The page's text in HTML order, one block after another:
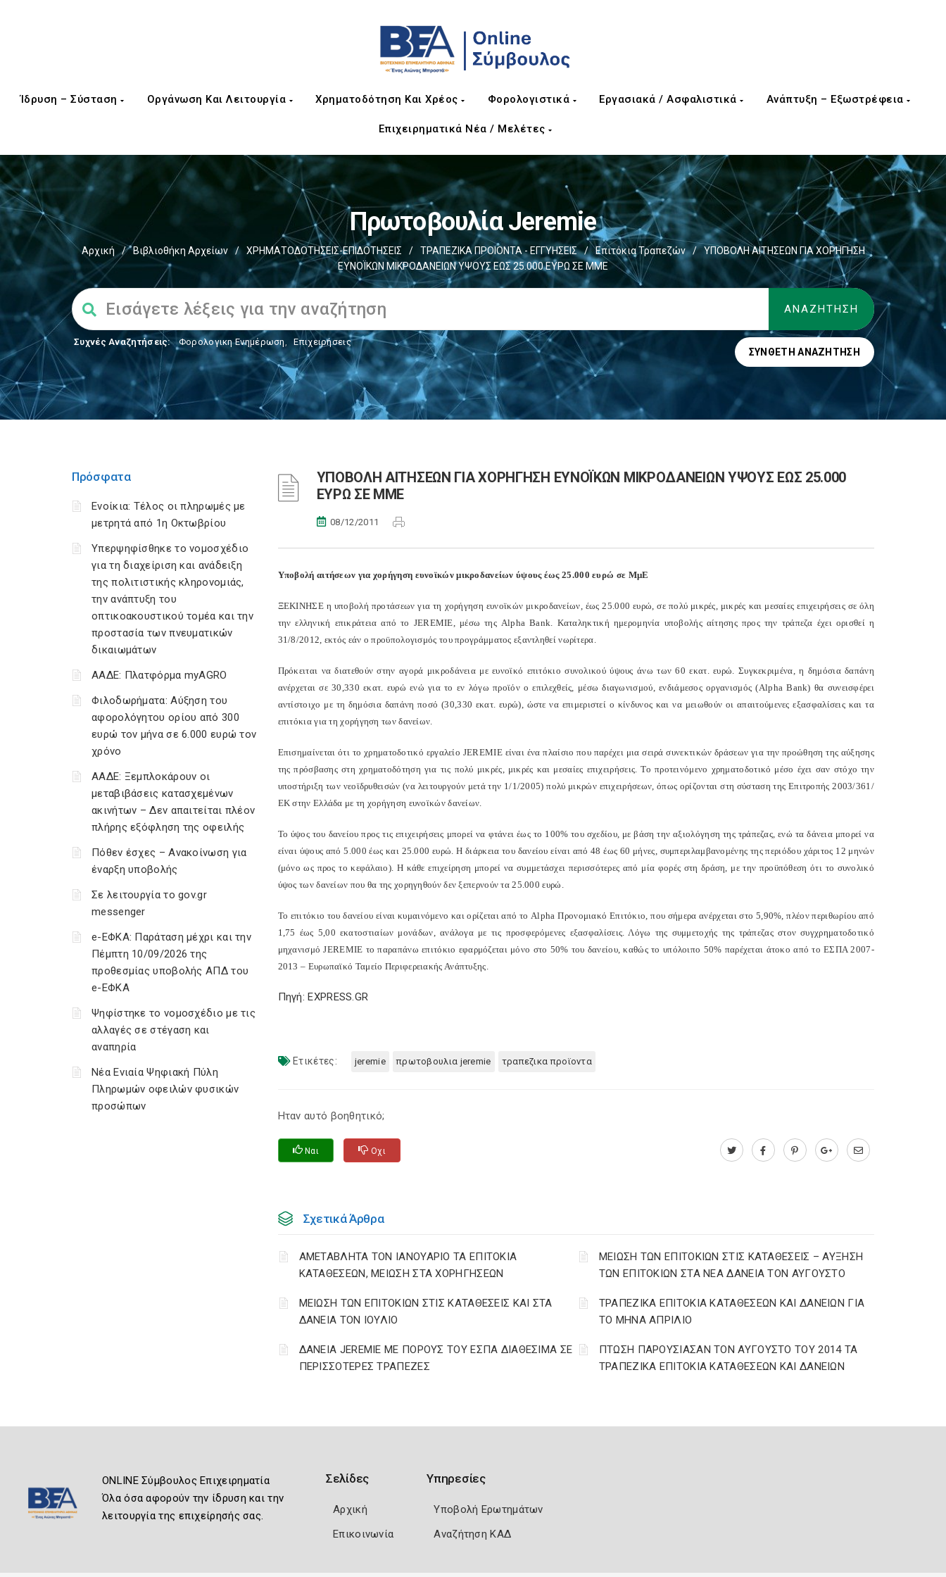
Ίδρυση – Σύσταση Οργάνωση Και Λειτουργία Χρηματοδότηση Και Χρέος Φορολογιστικά Εργασιακά / Ασφαλιστικά Ανάπτυξη – Εξωστρέφεια
Επιχειρηματικά Νέα / Μελέτες
Πρωτοβουλία Jeremie
Αρχική / Βιβλιοθήκη Αρχείων / ΧΡΗΜΑΤΟΔΟΤΗΣΕΙΣ-ΕΠΙΔΟΤΗΣΕΙΣ / ΤΡΑΠΕΖΙΚΑ ΠΡΟΙΟΝΤΑ - ΕΓΓΥΗΣΕΙΣ / Επιτόκια Τραπεζών /
ΥΠΟΒΟΛΗ ΑΙΤΗΣΕΩΝ ΓΙΑ ΧΟΡΗΓΗΣΗ
ΕΥΝΟΪΚΩΝ ΜΙΚΡΟΔΑΝΕΙΩΝ ΥΨΟΥΣ ΕΩΣ 25.000 ΕΥΡΩ ΣΕ ΜΜΕ
Συχνές Αναζητήσεις: Φορολογικη Ενημέρωση, Επιχειρήσεις
ΣΎΝΘΕΤΗ ΑΝΑΖΉΤΗΣΗ
Πρόσφατα
Ενοίκια: Τέλος οι πληρωμές με
μετρητά από 1η Οκτωβρίου
Υπερψηφίσθηκε το νομοσχέδιο
για τη διαχείριση και ανάδειξη
της πολιτιστικής κληρονομιάς,
την ανάπτυξη του
οπτικοακουστικού τομέα και την
προστασία των πνευματικών
δικαιωμάτων
ΑΑΔΕ: Πλατφόρμα myAGRO
Φιλοδωρήματα: Αύξηση του
αφορολόγητου ορίου από 300
ευρώ τον μήνα σε 6.000 ευρώ τον
χρόνο
ΑΑΔΕ: Ξεμπλοκάρουν οι
μεταβιβάσεις κατασχεμένων
ακινήτων – Δεν απαιτείται πλέον
πλήρης εξόφληση της οφειλής
Πόθεν έσχες – Ανακοίνωση για
έναρξη υποβολής
Σε λειτουργία το gov.gr
messenger
e-ΕΦΚΑ: Παράταση μέχρι και την
Πέμπτη 10/09/2026 της
προθεσμίας υποβολής ΑΠΔ του
e-ΕΦΚΑ
Ψηφίστηκε το νομοσχέδιο με τις
αλλαγές σε στέγαση και
αναπηρία
Νέα Ενιαία Ψηφιακή Πύλη
Πληρωμών οφειλών φυσικών
προσώπων
ΥΠΟΒΟΛΗ ΑΙΤΗΣΕΩΝ ΓΙΑ ΧΟΡΗΓΗΣΗ ΕΥΝΟΪΚΩΝ ΜΙΚΡΟΔΑΝΕΙΩΝ ΥΨΟΥΣ ΕΩΣ 25.000
ΕΥΡΩ ΣΕ ΜΜΕ
08/12/2011
Υποβολή αιτήσεων για χορήγηση ευνοϊκών μικροδανείων ύψους έως 25.000 ευρώ σε ΜμΕ
ΞEKINHΣE η υποβολή προτάσεων για τη χορήγηση ευνοϊκών μικροδανείων, έως 25.000 ευρώ, σε πολύ μικρές, μικρές και μεσαίες επιχειρήσεις σε όλη
την ελληνική επικράτεια από το JEREMIE, μέσω της Alpha Bank. Καταληκτική ημερομηνία υποβολής αίτησης προς την τράπεζα έχει ορισθεί η
31/8/2012, εκτός εάν ο προϋπολογισμός του προγράμματος εξαντληθεί νωρίτερα.
Πρόκειται να διατεθούν στην αγορά μικροδάνεια με ευνοϊκό επιτόκιο συνολικού ύψους άνω των 60 εκατ. ευρώ. Συγκεκριμένα, η δημόσια δαπάνη
ανέρχεται σε 30,330 εκατ. ευρώ ενώ για το εν λόγω προϊόν ο επιλεχθείς, μέσω διαγωνισμού, ενδιάμεσος οργανισμός (Alpha Bank) θα συνεισφέρει
αντίστοιχο με τη δημόσια δαπάνη ποσό (30,330 εκατ. ευρώ), ώστε να επιμεριστεί ο κίνδυνος και να μειωθούν οι απαιτούμενες εξασφαλίσεις και τα
επιτόκια για τη χορήγηση των δανείων.
Επισημαίνεται ότι το χρηματοδοτικό εργαλείο JEREMIE είναι ένα πλαίσιο που παρέχει μια σειρά συνεκτικών δράσεων για την προώθηση της αύξησης
της πρόσβασης στη χρηματοδότηση για τις πολύ μικρές, μικρές και μεσαίες επιχειρήσεις. Το προτεινόμενο χρηματοδοτικό μέσο έχει σαν στόχο την
υποστήριξη των νεοϊδρυθεισών (να λειτουργούν μετά την 1/1/2005) πολύ μικρών επιχειρήσεων, όπως ορίζονται στη σύσταση της Επιτροπής 2003/361/
ΕΚ στην Ελλάδα με τη χορήγηση ευνοϊκών δανείων.
Το ύψος του δανείου προς τις επιχειρήσεις μπορεί να φτάνει έως το 100% του σχεδίου, με βάση την αξιολόγηση της τράπεζας, ενώ τα δάνεια μπορεί να
είναι ύψους από 5.000 έως και 25.000 ευρώ. Η διάρκεια του δανείου είναι από 48 έως 60 μήνες, συμπεριλαμβανομένης της περιόδου χάριτος 12 μηνών
(μόνο ως προς το κεφάλαιο). Η κάθε επιχείρηση μπορεί να συμμετάσχει περισσότερες από μία φορές στη δράση, με την προϋπόθεση ότι το συνολικό
ύψος των δανείων που θα της χορηγηθούν δεν ξεπερνούν τα 25.000 ευρώ.
Το επιτόκιο του δανείου είναι κυμαινόμενο και ορίζεται από το Alpha Προνομιακό Επιτόκιο, που σήμερα ανέρχεται στο 5,90%, πλέον περιθωρίου από
1,75 έως 5,00 εκατοστιαίων μονάδων, ανάλογα με τις προσφερόμενες εξασφαλίσεις. Λόγω της συμμετοχής της τράπεζας στον συγχρηματοδοτικό
μηχανισμό JEREMIE το παραπάνω επιτόκιο εφαρμόζεται μόνο στο 50% του δανείου, καθώς το υπόλοιπο 50% παρέχεται άτοκο από το ΕΣΠΑ 2007-
2013 – Ευρωπαϊκό Ταμείο Περιφερειακής Ανάπτυξης.
Πηγή: EXPRESS.GR
Ετικέτες: jeremie πρωτοβουλια jeremie τραπεζικα προϊοντα
Ηταν αυτό βοηθητικό;
Ναι Οχι
Σχετικά Άρθρα
ΑΜΕΤΑΒΛΗΤΑ ΤΟΝ ΙΑΝΟΥΑΡΙΟ ΤΑ ΕΠΙΤΟΚΙΑ
ΚΑΤΑΘΕΣΕΩΝ, ΜΕΙΩΣΗ ΣΤΑ ΧΟΡΗΓΗΣΕΩΝ
ΜΕΙΩΣΗ ΤΩΝ ΕΠΙΤΟΚΙΩΝ ΣΤΙΣ ΚΑΤΑΘΕΣΕΙΣ – ΑΥΞΗΣΗ
ΤΩΝ ΕΠΙΤΟΚΙΩΝ ΣΤΑ ΝΕΑ ΔΑΝΕΙΑ ΤΟΝ ΑΥΓΟΥΣΤΟ
ΜΕΙΩΣΗ ΤΩΝ ΕΠΙΤΟΚΙΩΝ ΣΤΙΣ ΚΑΤΑΘΕΣΕΙΣ ΚΑΙ ΣΤΑ
ΔΑΝΕΙΑ ΤΟΝ ΙΟΥΛΙΟ
ΤΡΑΠΕΖΙΚΑ ΕΠΙΤΟΚΙΑ ΚΑΤΑΘΕΣΕΩΝ ΚΑΙ ΔΑΝΕΙΩΝ ΓΙΑ
ΤΟ ΜΗΝΑ ΑΠΡΙΛΙΟ
ΔΑΝΕΙΑ JEREMIE ΜΕ ΠΟΡΟΥΣ ΤΟΥ ΕΣΠΑ ΔΙΑΘΕΣΙΜΑ ΣΕ
ΠΕΡΙΣΣΟΤΕΡΕΣ ΤΡΑΠΕΖΕΣ
ΠΤΩΣΗ ΠΑΡΟΥΣΙΑΣΑΝ ΤΟΝ ΑΥΓΟΥΣΤΟ ΤΟΥ 2014 ΤΑ
ΤΡΑΠΕΖΙΚΑ ΕΠΙΤΟΚΙΑ ΚΑΤΑΘΕΣΕΩΝ ΚΑΙ ΔΑΝΕΙΩΝ
ONLINE Σύμβουλος Επιχειρηματία
Όλα όσα αφορούν την ίδρυση και την
λειτουργία της επιχείρησής σας.
Σελίδες
Αρχική
Επικοινωνία
Υπηρεσίες
Υποβολή Ερωτημάτων
Αναζήτηση ΚΑΔ